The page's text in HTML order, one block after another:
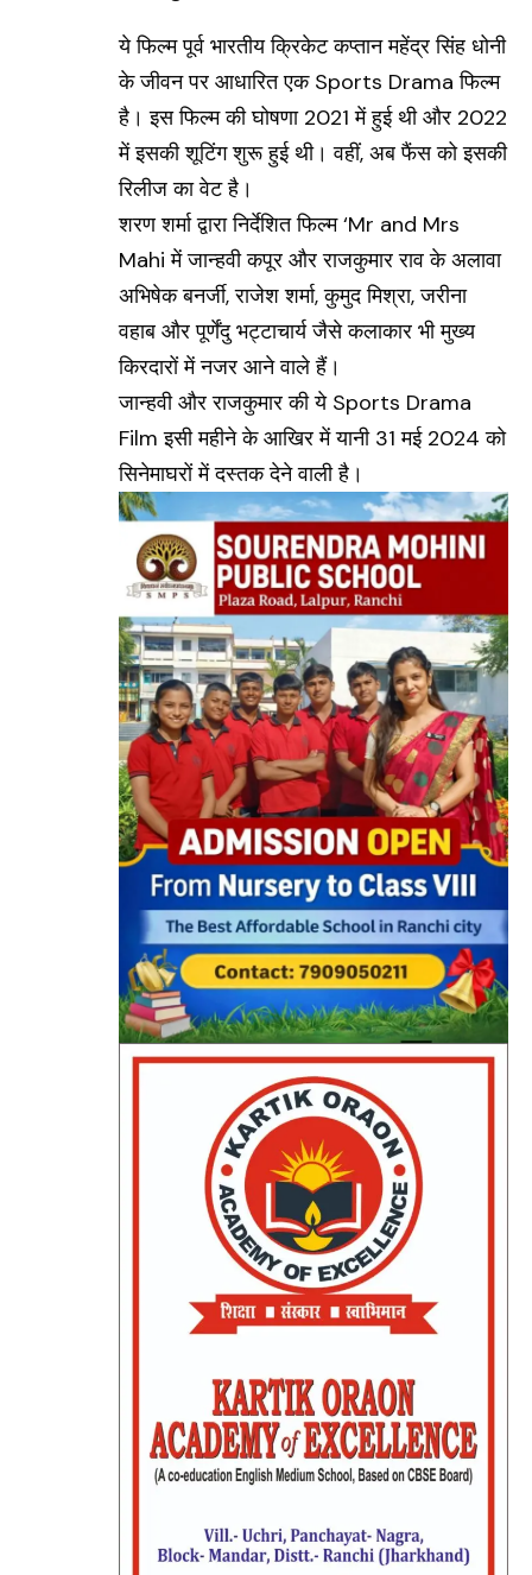
ये फिल्म पूर्व भारतीय क्रिकेट कप्तान महेंद्र सिंह धोनी
के जीवन पर आधारित एक Sports Drama फिल्म
है। इस फिल्म की घोषणा 2021 में हुई थी और 2022
में इसकी शूटिंग शुरू हुई थी। वहीं, अब फैंस को इसकी
रिलीज का वेट है।
शरण शर्मा द्वारा निर्देशित फिल्म ‘Mr and Mrs
Mahi में जान्हवी कपूर और राजकुमार राव के अलावा
अभिषेक बनर्जी, राजेश शर्मा, कुमुद मिश्रा, जरीना
वहाब और पूर्णेंदु भट्टाचार्य जैसे कलाकार भी मुख्य
किरदारों में नजर आने वाले हैं।
जान्हवी और राजकुमार की ये Sports Drama
Film इसी महीने के आखिर में यानी 31 मई 2024 को
सिनेमाघरों में दस्तक देने वाली है।